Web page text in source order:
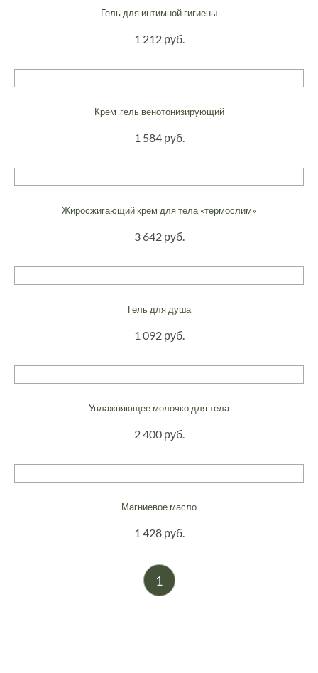
Гель для интимной гигиены
1 212 руб.
Крем-гель венотонизирующий
1 584 руб.
Жиросжигающий крем для тела «термослим»
3 642 руб.
Гель для душа
1 092 руб.
Увлажняющее молочко для тела
2 400 руб.
Магниевое масло
1 428 руб.
1